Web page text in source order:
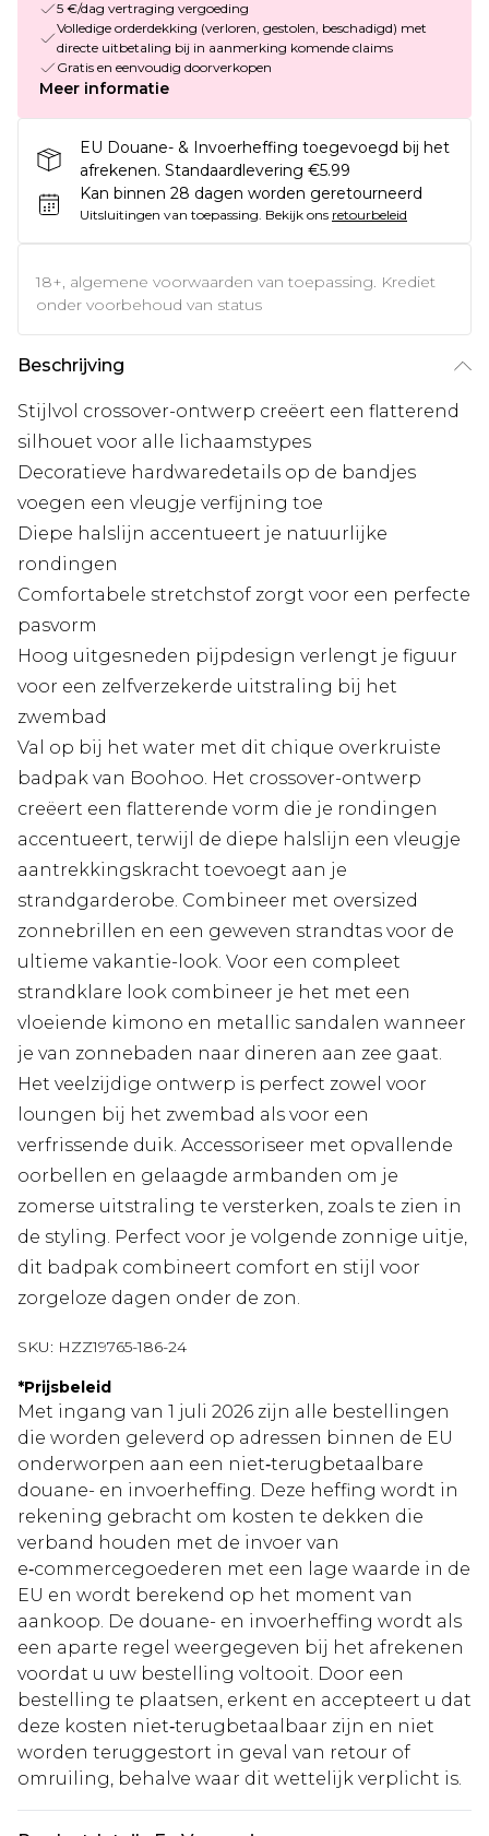
5 €/dag vertraging vergoeding
Volledige orderdekking (verloren, gestolen, beschadigd) met
directe uitbetaling bij in aanmerking komende claims
Gratis en eenvoudig doorverkopen
Meer informatie
EU Douane- & Invoerheffing toegevoegd bij het
afrekenen. Standaardlevering €5.99
Kan binnen 28 dagen worden geretourneerd
Uitsluitingen van toepassing. Bekijk ons retourbeleid
18+, algemene voorwaarden van toepassing. Krediet
onder voorbehoud van status
Beschrijving
Stijlvol crossover-ontwerp creëert een flatterend
silhouet voor alle lichaamstypes
Decoratieve hardwaredetails op de bandjes
voegen een vleugje verfijning toe
Diepe halslijn accentueert je natuurlijke
rondingen
Comfortabele stretchstof zorgt voor een perfecte
pasvorm
Hoog uitgesneden pijpdesign verlengt je figuur
voor een zelfverzekerde uitstraling bij het
zwembad
Val op bij het water met dit chique overkruiste
badpak van Boohoo. Het crossover-ontwerp
creëert een flatterende vorm die je rondingen
accentueert, terwijl de diepe halslijn een vleugje
aantrekkingskracht toevoegt aan je
strandgarderobe. Combineer met oversized
zonnebrillen en een geweven strandtas voor de
ultieme vakantie-look. Voor een compleet
strandklare look combineer je het met een
vloeiende kimono en metallic sandalen wanneer
je van zonnebaden naar dineren aan zee gaat.
Het veelzijdige ontwerp is perfect zowel voor
loungen bij het zwembad als voor een
verfrissende duik. Accessoriseer met opvallende
oorbellen en gelaagde armbanden om je
zomerse uitstraling te versterken, zoals te zien in
de styling. Perfect voor je volgende zonnige uitje,
dit badpak combineert comfort en stijl voor
zorgeloze dagen onder de zon.
SKU: HZZ19765-186-24
*Prijsbeleid
Met ingang van 1 juli 2026 zijn alle bestellingen
die worden geleverd op adressen binnen de EU
onderworpen aan een niet‑terugbetaalbare
douane- en invoerheffing. Deze heffing wordt in
rekening gebracht om kosten te dekken die
verband houden met de invoer van
e‑commercegoederen met een lage waarde in de
EU en wordt berekend op het moment van
aankoop. De douane- en invoerheffing wordt als
een aparte regel weergegeven bij het afrekenen
voordat u uw bestelling voltooit. Door een
bestelling te plaatsen, erkent en accepteert u dat
deze kosten niet‑terugbetaalbaar zijn en niet
worden teruggestort in geval van retour of
omruiling, behalve waar dit wettelijk verplicht is.